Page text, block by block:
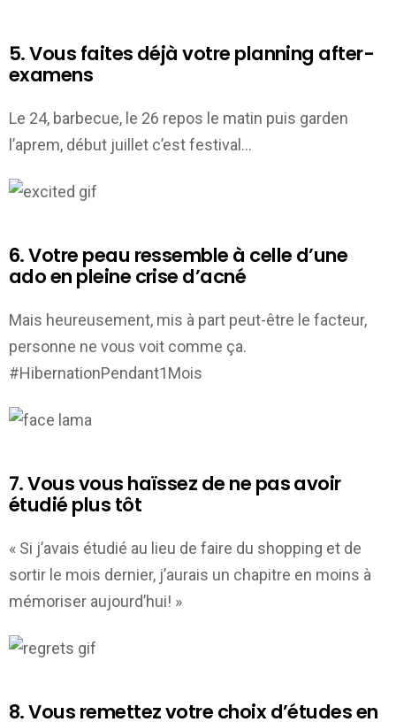
5. Vous faites déjà votre planning after-
examens
Le 24, barbecue, le 26 repos le matin puis garden
l’aprem, début juillet c’est festival…
6. Votre peau ressemble à celle d’une
ado en pleine crise d’acné
Mais heureusement, mis à part peut-être le facteur,
personne ne vous voit comme ça.
#HibernationPendant1Mois
7. Vous vous haïssez de ne pas avoir
étudié plus tôt
« Si j’avais étudié au lieu de faire du shopping et de
sortir le mois dernier, j’aurais un chapitre en moins à
mémoriser aujourd’hui! »
8. Vous remettez votre choix d’études en